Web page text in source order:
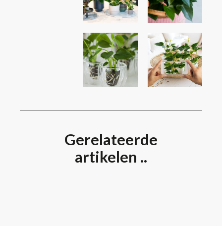
Gerelateerde
artikelen ..